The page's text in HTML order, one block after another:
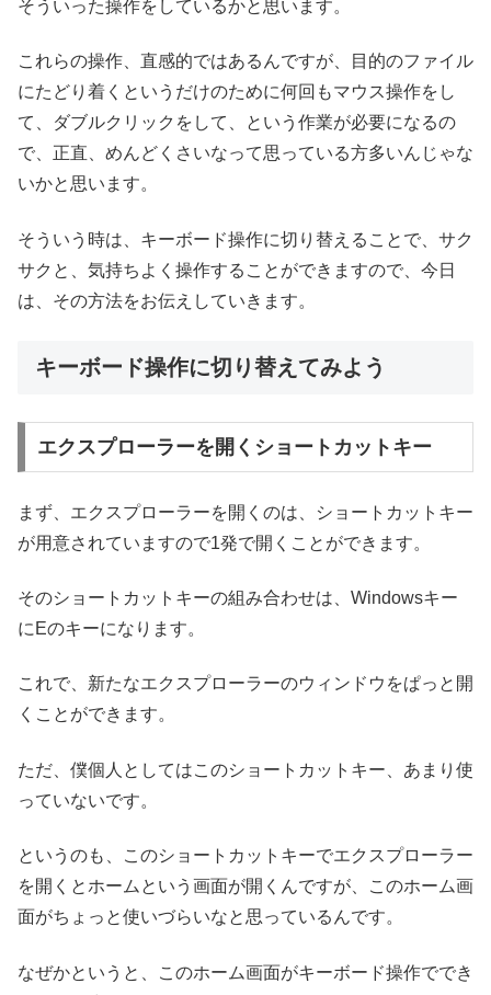
そういった操作をしているかと思います。
これらの操作、直感的ではあるんですが、目的のファイル
にたどり着くというだけのために何回もマウス操作をし
て、ダブルクリックをして、という作業が必要になるの
で、正直、めんどくさいなって思っている方多いんじゃな
いかと思います。
そういう時は、キーボード操作に切り替えることで、サク
サクと、気持ちよく操作することができますので、今日
は、その方法をお伝えしていきます。
キーボード操作に切り替えてみよう
エクスプローラーを開くショートカットキー
まず、エクスプローラーを開くのは、ショートカットキー
が用意されていますので1発で開くことができます。
そのショートカットキーの組み合わせは、Windowsキー
にEのキーになります。
これで、新たなエクスプローラーのウィンドウをぱっと開
くことができます。
ただ、僕個人としてはこのショートカットキー、あまり使
っていないです。
というのも、このショートカットキーでエクスプローラー
を開くとホームという画面が開くんですが、このホーム画
面がちょっと使いづらいなと思っているんです。
なぜかというと、このホーム画面がキーボード操作ででき